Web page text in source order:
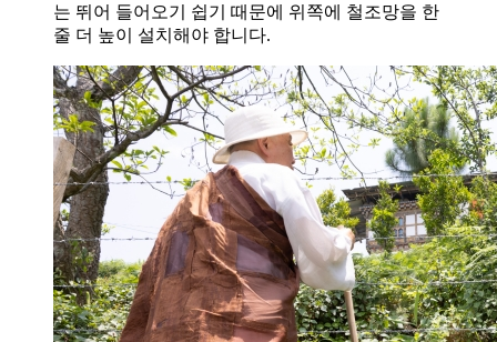
는 뛰어 들어오기 쉽기 때문에 위쪽에 철조망을 한
줄 더 높이 설치해야 합니다.